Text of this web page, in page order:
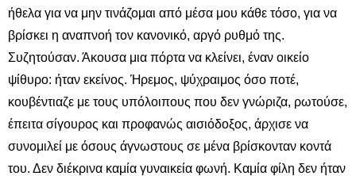
ήθελα για να μην τινάζομαι από μέσα μου κάθε τόσο, για να
βρίσκει η αναπνοή τον κανονικό, αργό ρυθμό της.
Συζητούσαν. Άκουσα μια πόρτα να κλείνει, έναν οικείο
ψίθυρο: ήταν εκείνος. Ήρεμος, ψύχραιμος όσο ποτέ,
κουβέντιαζε με τους υπόλοιπους που δεν γνώριζα, ρωτούσε,
έπειτα σίγουρος και προφανώς αισιόδοξος, άρχισε να
συνομιλεί με όσους άγνωστους σε μένα βρίσκονταν κοντά
του. Δεν διέκρινα καμία γυναικεία φωνή. Καμία φίλη δεν ήταν